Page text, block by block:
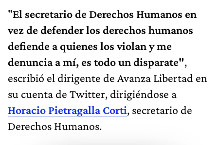
"El secretario de Derechos Humanos en
vez de defender los derechos humanos
defiende a quienes los violan y me
denuncia a mí, es todo un disparate",
escribió el dirigente de Avanza Libertad en
su cuenta de Twitter, dirigiéndose a
Horacio Pietragalla Corti, secretario de
Derechos Humanos.